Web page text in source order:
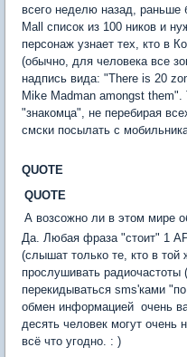
всего неделю назад, раньше
Mall список из 100 ников и
персонаж узнает тех, кто в
(обычно, для человека все
надпись вида: "There is 20
Mike Madman amongst
"знакомца", не перебирая
смски посылать с
QUOTE
QUOTE
А возсожно ли в этом мире
Да. Любая фраза "стоит" 1
(слышат только те, кто в
прослушивать радиочастоты
перекидываться sms'ками
обмен информацией  очень
десять человек могут очень
всё что угодно. : )